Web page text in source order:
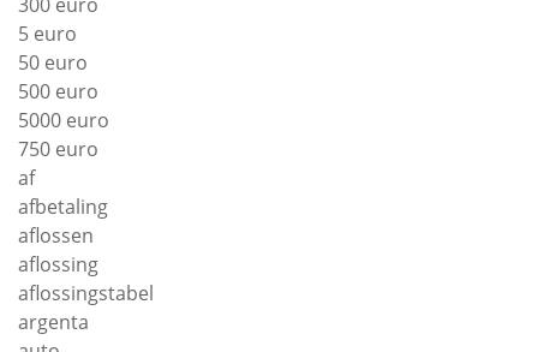
5 euro
50 euro
500 euro
5000 euro
750 euro
af
afbetaling
aflossen
aflossing
aflossingstabel
argenta